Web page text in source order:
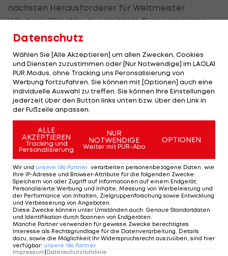
nächsten Herausforderer für Weltmeister
Wladimir Klitschko zu ermitteln. Europameister
Kubrat Pulew (BUL), die ehemaligen WM-
Adamek (POL) sowie Alexander Ustinow (BLR)
werden vom Weltverband als Teilnehmer des
Ausscheidungsturniers bestimmt. Am
vergangenen Samstag besiegte Klitschko IBF-
Pflichtherausforderer Tony Thompson durch K.o.
bereits in Runde 6.
Mehr zum Thema
Datenschutz
Wählen Sie [Alle Akzeptieren] um allen Zwecken, Cookies
und Diensten zuzustimmen oder [Nur Notwendige] im LAOLA1
PUR Modus, ohne Tracking uns Peronsalisierung von
Werbung fortzufahren. Sie können mit [Optionen] auch eine
individuelle Auswahl zu treffen. Sie können Ihre Einstellungen
jederzeit über den Button links unten bzw. über den Link in
der Fußzeile anpassen.
ALLE
AKZEPTIEREN
Tracking und
Personalisierung
NUR
NOTWENDIGE
Weiter mit PUR-Abo
OPTIONEN
Wir und unsere 186 Partner verarbeiten personenbezogene Daten, wie
Ihre IP-Adresse und Browser-Attribute für die folgenden Zwecke:
Speichern von oder Zugriff auf Informationen auf einem Endgerät;
Personalisierte Werbung und Inhalte, Messung von Werbeleistung und
der Performance von Inhalten, Zielgruppenforschung sowie Entwicklung
und Verbesserung von Angeboten.
Diese Zwecke können unter Umständen auch: Genaue Standortdaten
und Identifikation durch Scannen von Endgeräten.
Manche Partner verwenden für gewisse Zwecke berechtigtes
Interesse als Rechtsgrundlage für die Datenverarbeitung. Details
dazu, sowie die Möglichkeit Ihr Widerspruchsrecht auszuüben, sind hier
verfügbar: unsere 186 Partner
Impressum Datenschutzrichtlinie